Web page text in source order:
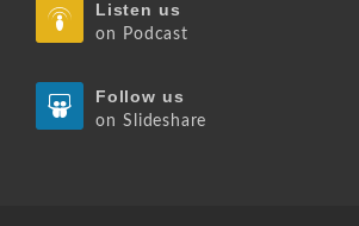
Listen us
on Podcast
Follow us
on Slideshare